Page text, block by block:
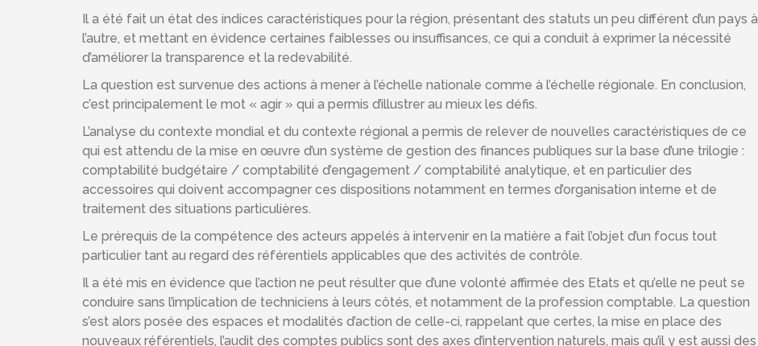
Il a été fait un état des indices caractéristiques pour la région, présentant des statuts un peu différent d’un pays à
l’autre, et mettant en évidence certaines faiblesses ou insuffisances, ce qui a conduit à exprimer la nécessité
d’améliorer la transparence et la redevabilité.
La question est survenue des actions à mener à l’échelle nationale comme à l’échelle régionale. En conclusion,
c’est principalement le mot « agir » qui a permis d’illustrer au mieux les défis.
L’analyse du contexte mondial et du contexte régional a permis de relever de nouvelles caractéristiques de ce
qui est attendu de la mise en œuvre d’un système de gestion des finances publiques sur la base d’une trilogie :
comptabilité budgétaire / comptabilité d’engagement / comptabilité analytique, et en particulier des
accessoires qui doivent accompagner ces dispositions notamment en termes d’organisation interne et de
traitement des situations particulières.
Le prérequis de la compétence des acteurs appelés à intervenir en la matière a fait l’objet d’un focus tout
particulier tant au regard des référentiels applicables que des activités de contrôle.
Il a été mis en évidence que l’action ne peut résulter que d’une volonté affirmée des Etats et qu’elle ne peut se
conduire sans l’implication de techniciens à leurs côtés, et notamment de la profession comptable. La question
s’est alors posée des espaces et modalités d’action de celle-ci, rappelant que certes, la mise en place des
nouveaux référentiels, l’audit des comptes publics sont des axes d’intervention naturels, mais qu’il y est aussi des